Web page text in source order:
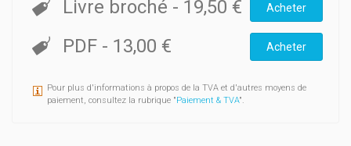
Livre broché - 19,50 € Acheter
PDF - 13,00 € Acheter
Pour plus d'informations à propos de la TVA et d'autres moyens de
paiement, consultez la rubrique "Paiement & TVA".